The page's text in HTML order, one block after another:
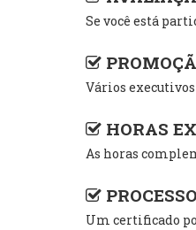
Se você está
Vários
HORAS
As horas
Um certificado